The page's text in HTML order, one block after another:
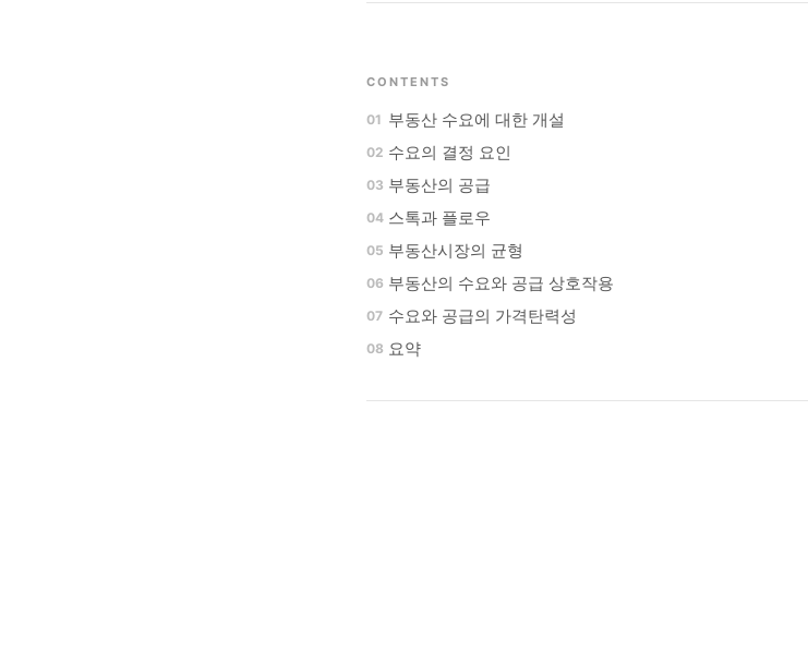
CONTENTS
부동산 수요에 대한 개설
수요의 결정 요인
부동산의 공급
스톡과 플로우
부동산시장의 균형
부동산의 수요와 공급 상호작용
수요와 공급의 가격탄력성
요약